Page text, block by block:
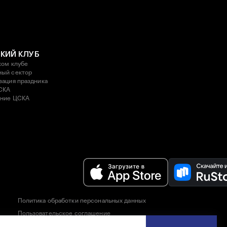
КЛУБ
клубе
сектор
праздника
ЦСКА
Политика обработки персональных данных
Пользовательское соглашение